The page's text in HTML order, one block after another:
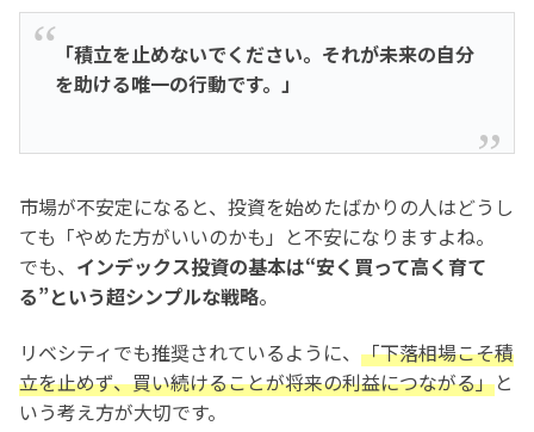
「積立を止めないでください。それが未来の自分
を助ける唯一の行動です。」
市場が不安定になると、投資を始めたばかりの人はどうし
ても「やめた方がいいのかも」と不安になりますよね。
でも、 インデックス投資の基本は“安く買って高く育て
る”という超シンプルな戦略。
リベシティでも推奨されているように、 「下落相場こそ積
立を止めず、買い続けることが将来の利益につながる」と
いう考え方が大切です。